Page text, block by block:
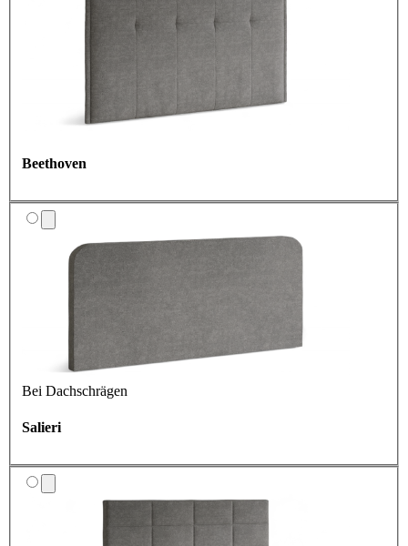
Beethoven
Bei Dachschrägen
Salieri